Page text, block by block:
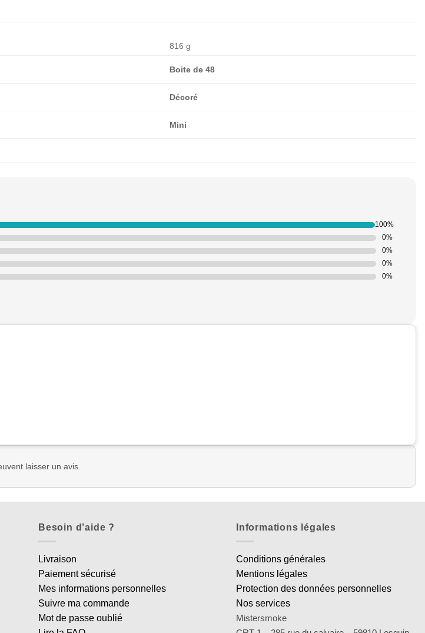
816 g
Boite de 48
Décoré
Mini
0%
0%
0%
0%
100%
laisser un avis.
Besoin d’aide ?
Livraison
Paiement sécurisé
Mes informations personnelles
Suivre ma commande
Mot de passe oublié
Informations légales
Conditions générales
Mentions légales
Protection des données personnelles
Nos services
Mistersmoke